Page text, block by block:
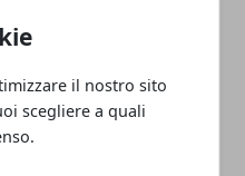
il nostro sito
scegliere a quali